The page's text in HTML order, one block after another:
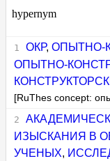
hypernym
ОКР, ОПЫТНО-
ОПЫТНО-
[RuThes concept:
ИЗЫСКАНИЯ В
УЧЕНЫХ,